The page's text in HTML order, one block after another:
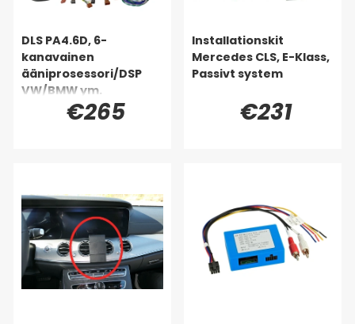
DLS PA4.6D, 6-
kanavainen
ääniprosessori/DSP
VW/BMW ym.
(Quadlock)€265
Installationskit
Mercedes CLS, E-Klass,
Passivt system
€231